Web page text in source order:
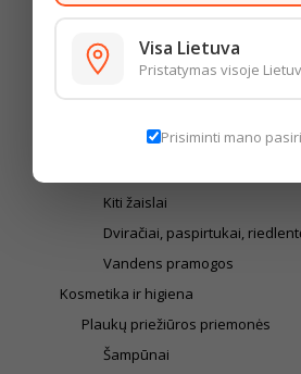
Pliušiniai žaislai
Mašinėlės ir kitos transporto
Stalo žaidimai
Kiti žaislai
Dviračiai, paspirtukai,
Vandens pramogos
Kosmetika ir higiena
Plaukų priežiūros priemonės
Šampūnai
Visa Lietuva
Pristatymas visoje
Prisiminti mano